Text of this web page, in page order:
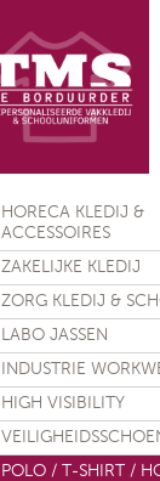
HORECA KLEDIJ &
ACCESSOIRES
ZAKELIJKE KLEDIJ
ZORG KLEDIJ &
LABO JASSEN
INDUSTRIE
HIGH VISIBILITY
POLO / T-SHIRT /